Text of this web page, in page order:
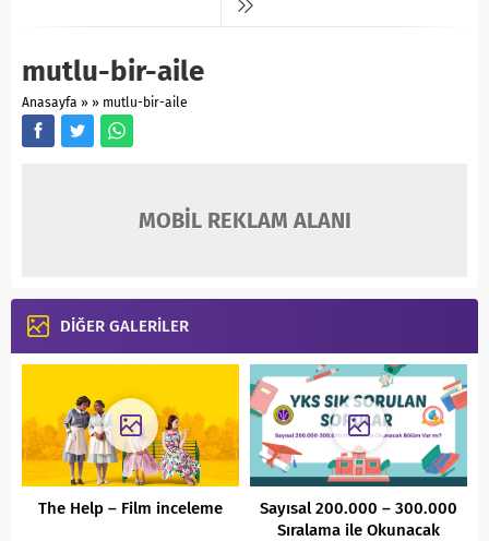
mutlu-bir-aile
Anasayfa » » mutlu-bir-aile
MOBİL REKLAM ALANI
DİĞER GALERİLER
The Help – Film inceleme
Sayısal 200.000 – 300.000
Sıralama ile Okunacak